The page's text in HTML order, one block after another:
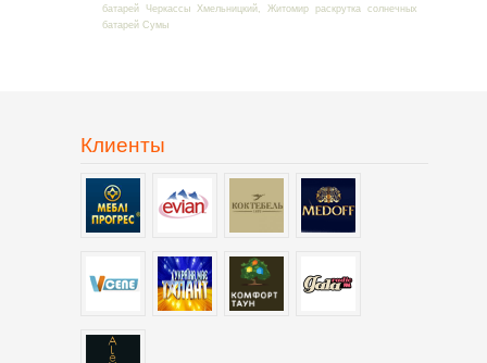
батарей Черкассы Хмельницкий, Житомир раскрутка солнечных
батарей Сумы
Клиенты